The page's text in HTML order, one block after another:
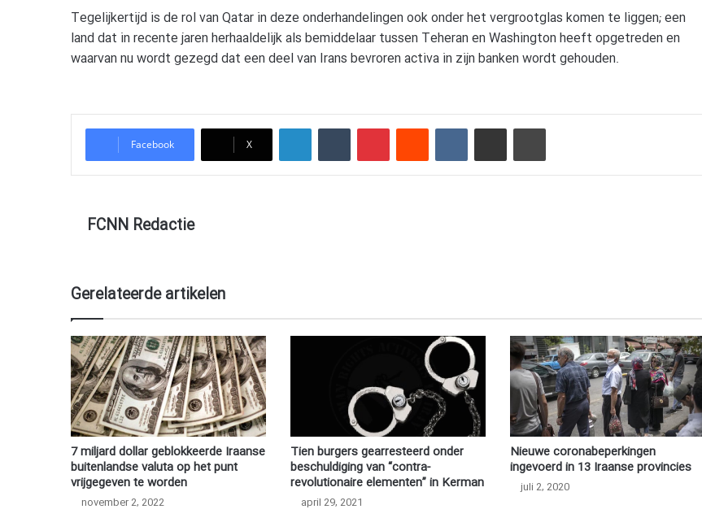
Tegelijkertijd is de rol van Qatar in deze onderhandelingen ook onder het vergrootglas komen te liggen; een
land dat in recente jaren herhaaldelijk als bemiddelaar tussen Teheran en Washington heeft opgetreden en
waarvan nu wordt gezegd dat een deel van Irans bevroren activa in zijn banken wordt gehouden.
Facebook X
LinkedInTumblrPinterestReddit VKontakte
Delen via e-mail Afdrukken
FCNN Redactie
Gerelateerde artikelen
7 miljard dollar geblokkeerde Iraanse
buitenlandse valuta op het punt
vrijgegeven te worden
november 2, 2022
Tien burgers gearresteerd onder
beschuldiging van “contra-
revolutionaire elementen” in Kerman
april 29, 2021
Nieuwe coronabeperkingen
ingevoerd in 13 Iraanse provincies
juli 2, 2020